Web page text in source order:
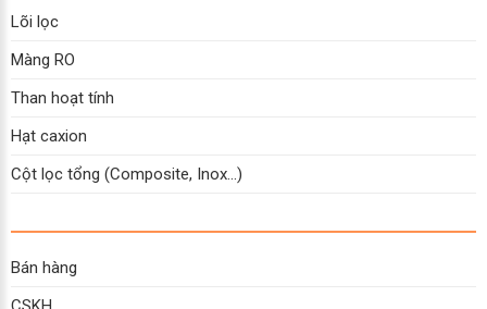
Lõi lọc
Màng RO
Than hoạt tính
Hạt caxion
Cột lọc tổng (Composite, Inox...)
Bán hàng